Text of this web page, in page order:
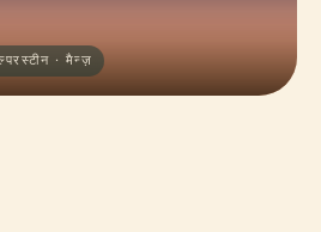
· मैन्ज़